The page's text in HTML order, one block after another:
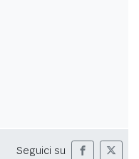
Seguici su